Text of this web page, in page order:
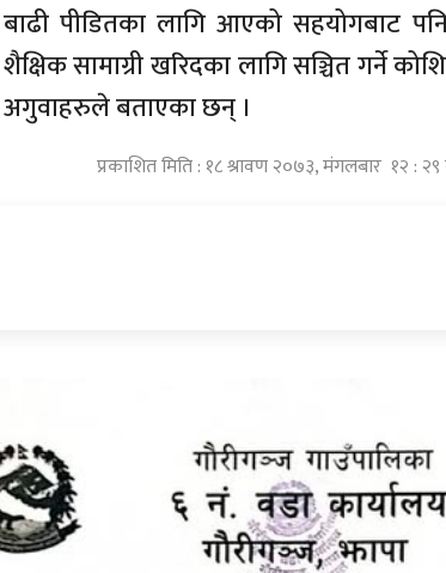
बाढी पीडितका लागि आएको सहयोगबाट
शैक्षिक सामाग्री खरिदका लागि सञ्चित गर्ने
अगुवाहरुले बताएका छन् ।
प्रकाशित मिति : १८ श्रावण २०७३, मंगलबार १२ :